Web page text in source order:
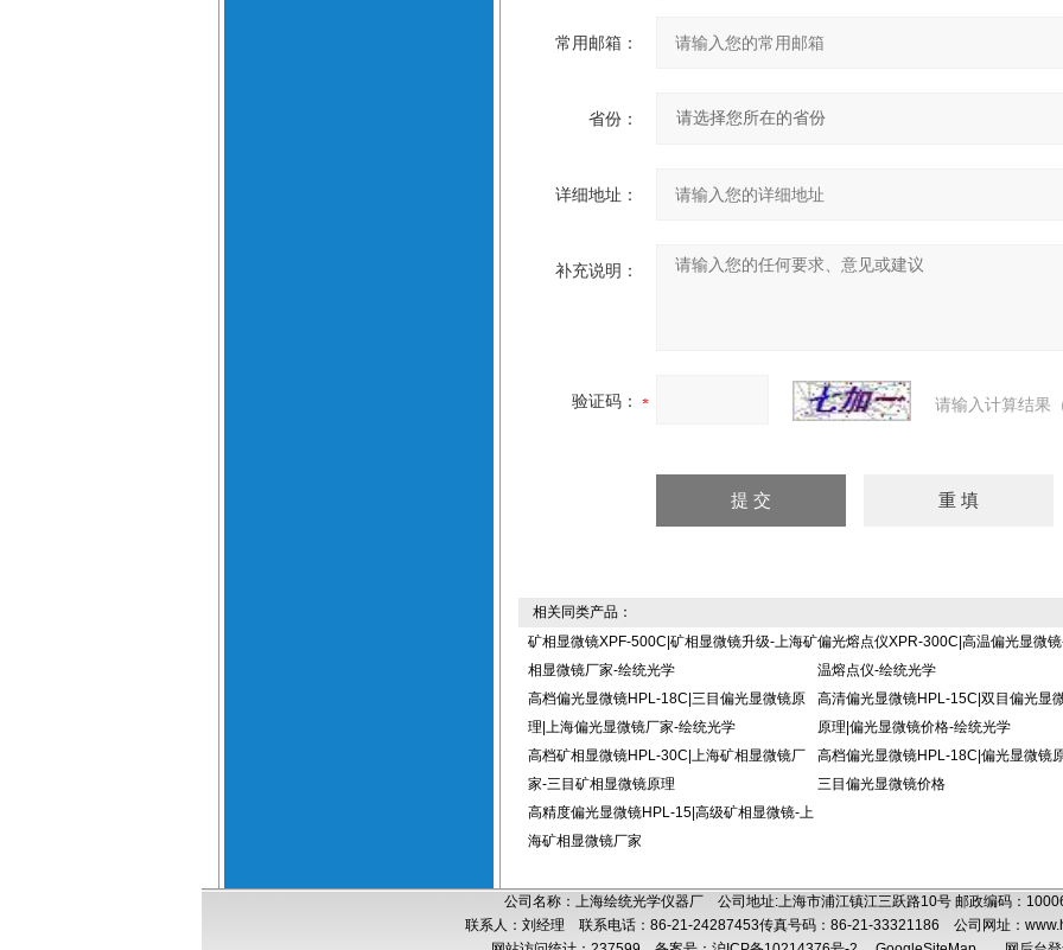
常用邮箱：
省份：
详细地址：
补充说明：
验证码： 请输入计算结果
相关同类产品：
矿相显微镜XPF-500C|矿相显微镜升级-上海矿
相显微镜厂家-绘统光学
偏光熔点仪XPR-300C|高温偏光显微
温熔点仪-绘统光学
高档偏光显微镜HPL-18C|三目偏光显微镜原
理|上海偏光显微镜厂家-绘统光学
高清偏光显微镜HPL-15C|双目偏光显
原理|偏光显微镜价格-绘统光学
高档矿相显微镜HPL-30C|上海矿相显微镜厂
家-三目矿相显微镜原理
高档偏光显微镜HPL-18C|偏光显微镜
三目偏光显微镜价格
高精度偏光显微镜HPL-15|高级矿相显微镜-上
海矿相显微镜厂家
公司名称：上海绘统光学仪器厂 公司地址:上海市浦江镇江三跃路10号 邮政编码：
联系人：刘经理 联系电话：86-21-24287453传真号码：86-21-33321186 公司网址：